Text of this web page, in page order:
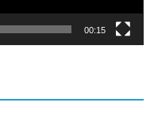
00:15